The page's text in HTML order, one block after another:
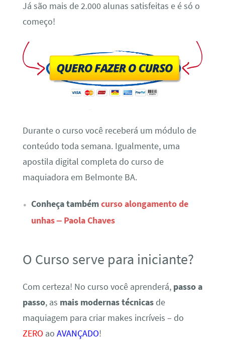
Já são mais de 2.000 alunas satisfeitas e é só o
começo!
Durante o curso você receberá um módulo de
conteúdo toda semana. Igualmente, uma
apostila digital completa do curso de
maquiadora em Belmonte BA.
Conheça tambémcurso alongamento de
unhas – Paola Chaves
O Curso serve para iniciante?
Com certeza! No curso você aprenderá, passo a
passo, as mais modernas técnicasde
maquiagem para criar makes incríveis – do
ZERO ao AVANÇADO!